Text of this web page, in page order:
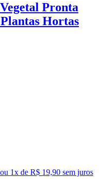
Pronta
Hortas
ou 1x de R$ 19,90 sem juros